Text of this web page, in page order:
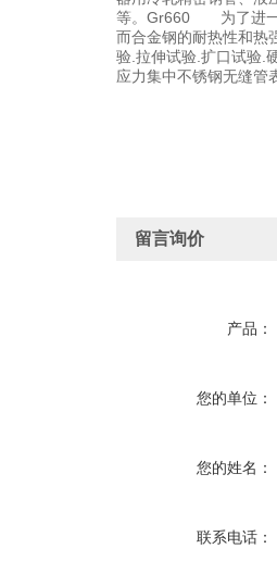
等。Gr660 为了进一
而合金钢的耐热性和
验.拉伸试验.扩口试验.
应力集中不锈钢无缝管
留言询价
产品：
您的单位：
您的姓名：
联系电话：